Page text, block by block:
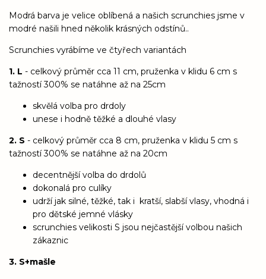
Modrá barva je velice oblíbená a našich scrunchies jsme v
modré našili hned několik krásných odstínů..
Scrunchies vyrábíme ve čtyřech variantách
1. L - celkový průměr cca 11 cm, pruženka v klidu 6 cm s
tažností 300% se natáhne až na 25cm
skvělá volba pro drdoly
unese i hodně těžké a dlouhé vlasy
2. S - celkový průměr cca 8 cm, pruženka v klidu 5 cm s
tažností 300% se natáhne až na 20cm
decentnější volba do drdolů
dokonalá pro culíky
udrží jak silné, těžké, tak i kratší, slabší vlasy, vhodná i
pro dětské jemné vlásky
scrunchies velikosti S jsou nejčastější volbou našich
zákaznic
3. S+mašle